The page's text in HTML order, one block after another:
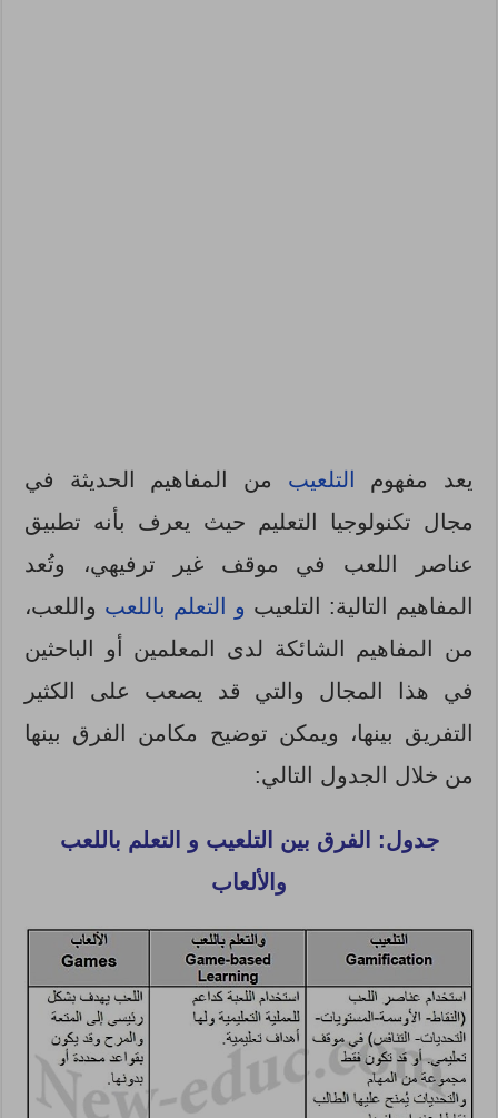
يعد مفهوم التلعيب من المفاهيم الحديثة في
مجال تكنولوجيا التعليم حيث يعرف بأنه تطبيق
عناصر اللعب في موقف غير ترفيهي، وتُعد
المفاهيم التالية: التلعيب و التعلم باللعب واللعب،
من المفاهيم الشائكة لدى المعلمين أو الباحثين
في هذا المجال والتي قد يصعب على الكثير
التفريق بينها، ويمكن توضيح مكامن الفرق بينها
من خلال الجدول التالي:
جدول: الفرق بين التلعيب و التعلم باللعب
والألعاب